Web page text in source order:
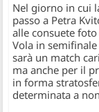
Nel giorno in cui
passo a Petra
alle consuete
Vola in
sarà un match
ma anche per il
in forma
determinata a